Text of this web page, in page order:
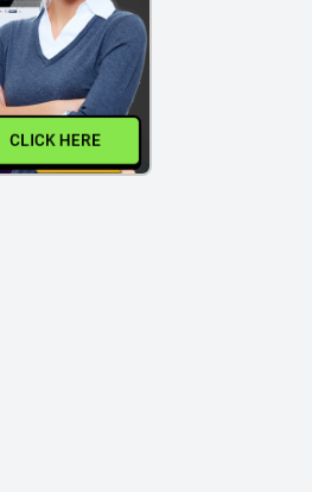
CLICK HERE